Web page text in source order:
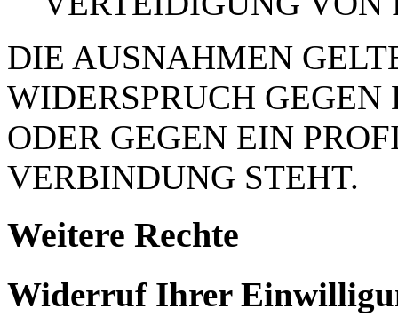
DIE AUSNAHMEN
WIDERSPRUCH
ODER GEGEN EIN
VERBINDUNG STEHT.
Weitere Rechte
Widerruf Ihrer